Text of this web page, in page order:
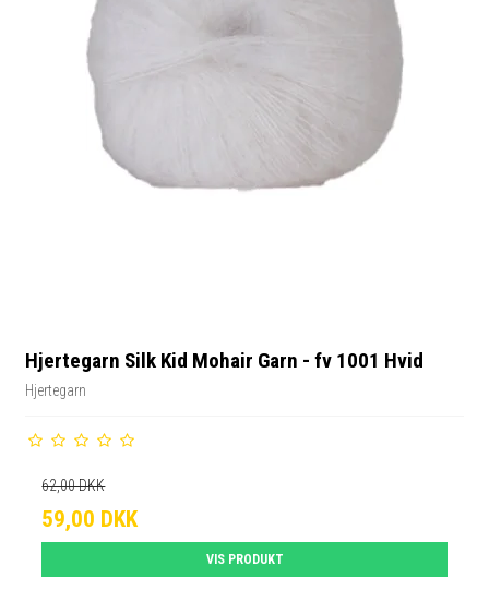
Hjertegarn Silk Kid Mohair Garn - fv 1001 Hvid
Hjertegarn
62,00 DKK
59,00 DKK
VIS PRODUKT